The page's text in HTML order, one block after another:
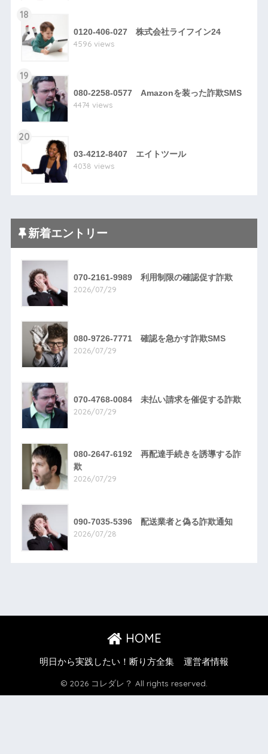
18
0120-406-027 株式会社ライフイン24
4596 views
19
080-2258-0577 Amazonを装った詐欺SMS
4474 views
20
03-4212-8407 エイトツール
4038 views
新着エントリー
070-2161-9989 利用制限の確認促す詐欺
2026/07/29
080-9726-7771 確認を急かす詐欺SMS
2026/07/29
070-4768-0084 未払い請求を催促する詐欺
2026/07/29
080-2647-6192 再配達手続きを誘導する詐
欺
2026/07/29
090-7035-5396 配送業者と偽る詐欺通知
2026/07/28
HOME
明日から実践したい！断り方全集 運営者情報
© 2026 コレダレ？ All rights reserved.